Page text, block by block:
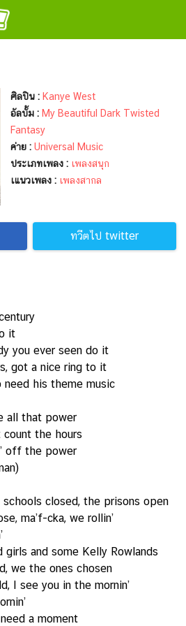
ศิลปิน : Kanye West
อัลบั้ม : My Beautiful Dark Twisted
Fantasy
ค่าย : Universal Music
ประเภทเพลง : เพลงสนุก
เแนวเพลง : เพลงสากล
ทวีตไป twitter
it
you ever seen do it
got a nice ring to it
need his theme music
all that power
count the hours
off the power
closed, the prisons open
ma’f-cka, we rollin’
and some Kelly Rowlands
we the ones chosen
I see you in the mornin’
a moment